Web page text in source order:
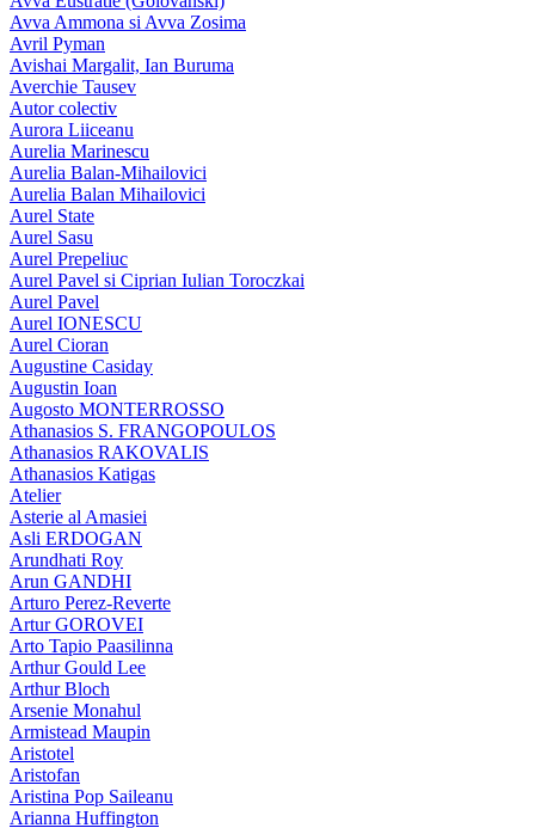
Avva Ammona si Avva Zosima
Avril Pyman
Avishai Margalit, Ian Buruma
Averchie Tausev
Autor colectiv
Aurora Liiceanu
Aurelia Marinescu
Aurelia Balan-Mihailovici
Aurelia Balan Mihailovici
Aurel State
Aurel Sasu
Aurel Prepeliuc
Aurel Pavel si Ciprian Iulian Toroczkai
Aurel Pavel
Aurel IONESCU
Aurel Cioran
Augustine Casiday
Augustin Ioan
Augosto MONTERROSSO
Athanasios S. FRANGOPOULOS
Athanasios RAKOVALIS
Athanasios Katigas
Atelier
Asterie al Amasiei
Asli ERDOGAN
Arundhati Roy
Arun GANDHI
Arturo Perez-Reverte
Artur GOROVEI
Arto Tapio Paasilinna
Arthur Gould Lee
Arthur Bloch
Arsenie Monahul
Armistead Maupin
Aristotel
Aristofan
Aristina Pop Saileanu
Arianna Huffington